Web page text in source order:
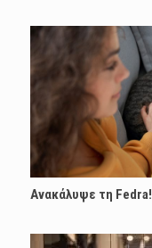
Ανακάλυψε τη Fedra!